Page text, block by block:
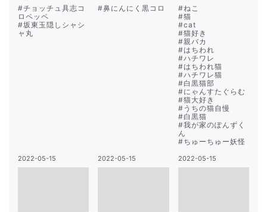
#チョッチュ具志コ
ロペッペ
#坂東玉隠しシャシ
ャ丸
#鼻にんにく黒コロ #ねこ
#猫
#cat
#猫好き
#親バカ
#はちわれ
#ハチワレ
#はちわれ猫
#ハチワレ猫
#白黒猫部
#にゃんすたぐらむ
#猫大好き
# うちの猫自慢
#白黒猫
#我が家のぽんずく
ん
#ちゅーちゅー妖怪
2022-05-15 2022-05-15 2022-05-15